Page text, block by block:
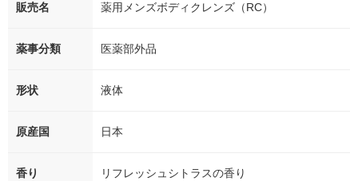
販売名 薬用メンズボディクレンズ（RC）
薬事分類 医薬部外品
形状 液体
原産国 日本
香り リフレッシュシトラスの香り